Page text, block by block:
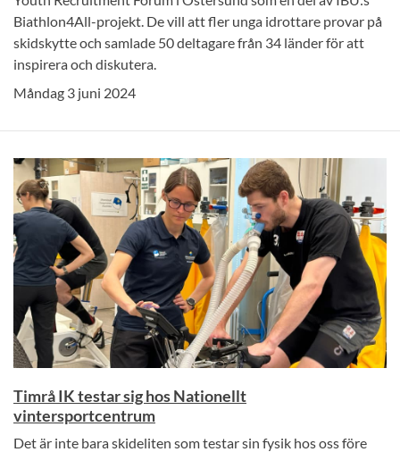
Biathlon4All-projekt. De vill att fler unga idrottare provar på
skidskytte och samlade 50 deltagare från 34 länder för att
inspirera och diskutera.
Måndag 3 juni 2024
Timrå IK testar sig hos Nationellt
vintersportcentrum
Det är inte bara skideliten som testar sin fysik hos oss före